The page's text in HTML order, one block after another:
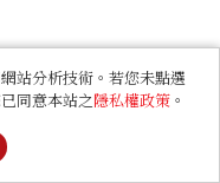
站分析技術。若您未點選
同意本站之隱私權政策 。